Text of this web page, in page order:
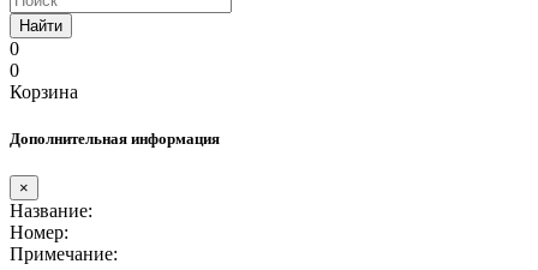
Найти
0
0
Корзина
Дополнительная информация
×
Название:
Номер:
Примечание: